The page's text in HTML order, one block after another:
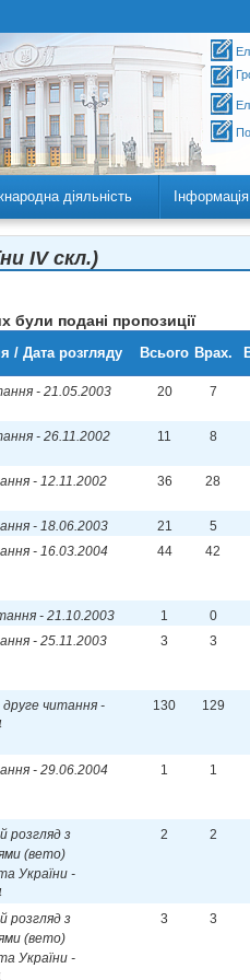
діяльність Інформація
IV скл.)
були подані пропозиції
/ Дата розгляду Всього Врах.
- 21.05.2003 20 7
- 26.11.2002 11 8
- 12.11.2002 36 28
- 18.06.2003 21 5
- 16.03.2004 44 42
- 21.10.2003 1 0
- 25.11.2003 3 3
читання -
130 129
- 29.06.2004 1 1
розгляд з
(вето)
України -
2 2
розгляд з
(вето)
України -
3 3